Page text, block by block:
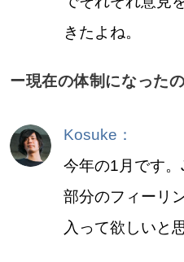
きたよね。
ー現在の体制になった
Kosuke：
今年の1月です
部分のフィーリ
入って欲しいと